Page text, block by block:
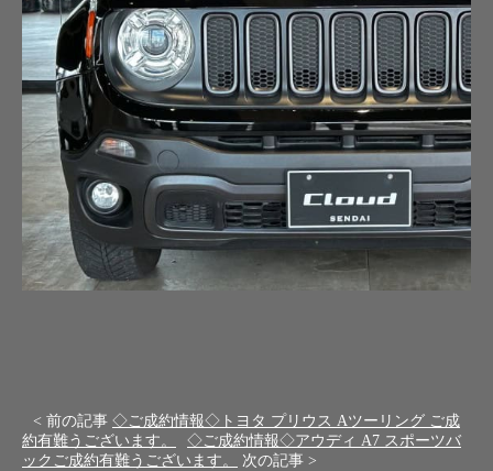
< 前の記事 ◇ご成約情報◇トヨタ プリウス Aツーリング ご成
約有難うございます。
◇ご成約情報◇アウディ A7 スポーツバ
ックご成約有難うございます。
次の記事 >